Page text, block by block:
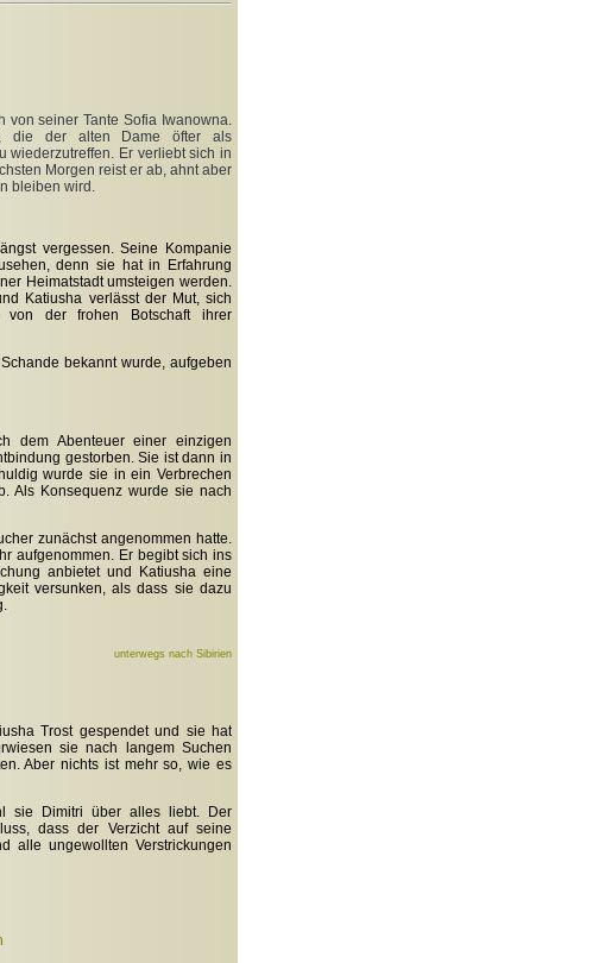
von seiner Tante Sofia Iwanowna.
die der alten Dame öfter als
wiederzutreffen. Er verliebt sich in
Morgen reist er ab, ahnt aber
bleiben wird.
vergessen. Seine Kompanie
denn sie hat in Erfahrung
Heimatstadt umsteigen werden.
Katiusha verlässt der Mut, sich
der frohen Botschaft ihrer
bekannt wurde, aufgeben
dem Abenteuer einer einzigen
gestorben. Sie ist dann in
wurde sie in ein Verbrechen
Als Konsequenz wurde sie nach
zunächst angenommen hatte.
aufgenommen. Er begibt sich ins
anbietet und Katiusha eine
versunken, als dass sie dazu
unterwegs nach Sibirien
Trost gespendet und sie hat
sie nach langem Suchen
Aber nichts ist mehr so, wie es
sie Dimitri über alles liebt. Der
dass der Verzicht auf seine
alle ungewollten Verstrickungen